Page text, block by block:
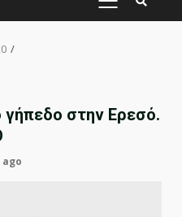
PRIMARY
γήπεδο στην Ερεσό.
ago